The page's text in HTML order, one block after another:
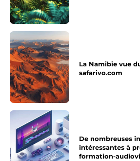
La Namibie vue
safarivo.com
De nombreuses
intéressantes à
formation-